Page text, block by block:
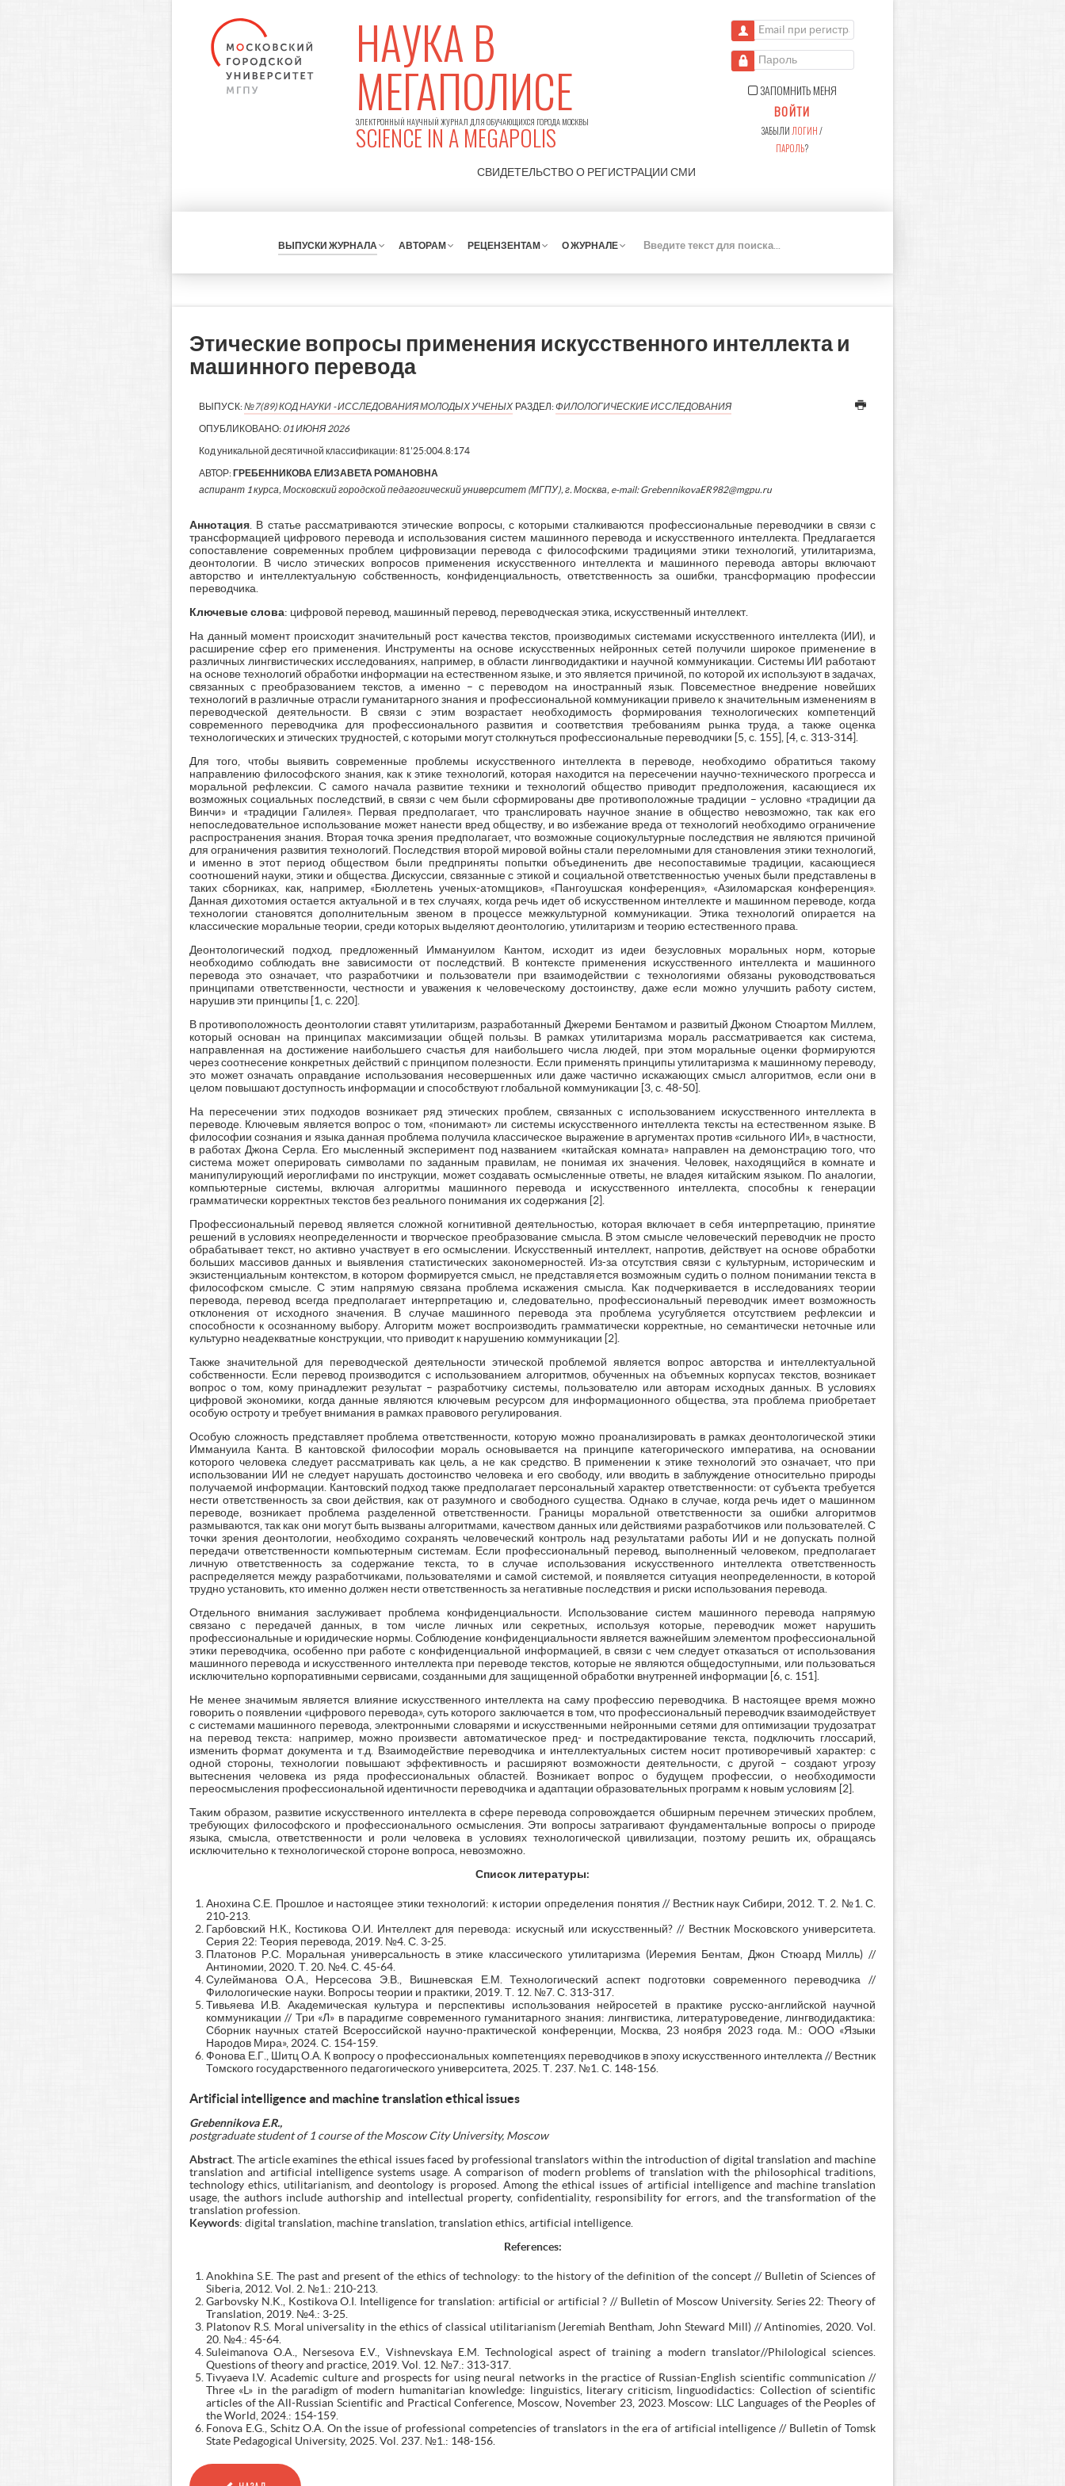
НАУКА В
МЕГАПОЛИСЕ
ЭЛЕКТРОННЫЙ НАУЧНЫЙ ЖУРНАЛ ДЛЯ ОБУЧАЮЩИХСЯ ГОРОДА МОСКВЫ
SCIENCE IN A MEGAPOLIS
СВИДЕТЕЛЬСТВО О РЕГИСТРАЦИИ СМИ
Email при регистрации
Пароль
ЗАПОМНИТЬ МЕНЯ
ВОЙТИ
ЗАБЫЛИ ЛОГИН/
ПАРОЛЬ?
ВЫПУСКИ ЖУРНАЛА АВТОРАМ РЕЦЕНЗЕНТАМ О ЖУРНАЛЕ
К
Этические вопросы применения искусственного интеллекта и
машинного перевода
ВЫПУСК:№7(89) КОД НАУКИ - ИССЛЕДОВАНИЯ МОЛОДЫХ УЧЕНЫХ РАЗДЕЛ:ФИЛОЛОГИЧЕСКИЕ ИССЛЕДОВАНИЯ
ОПУБЛИКОВАНО: 01 ИЮНЯ 2026
Код уникальной десятичной классификации:81'25:004.8:174
АВТОР: ГРЕБЕННИКОВА ЕЛИЗАВЕТА РОМАНОВНА
аспирант 1 курса, Московский городской педагогический университет (МГПУ), г. Москва, e-mail: GrebennikovaER982@mgpu.ru
Аннотация. В статье рассматриваются этические вопросы, с которыми сталкиваются профессиональные переводчики в связи с
трансформацией цифрового перевода и использования систем машинного перевода и искусственного интеллекта. Предлагается
сопоставление современных проблем цифровизации перевода с философскими традициями этики технологий, утилитаризма,
деонтологии. В число этических вопросов применения искусственного интеллекта и машинного перевода авторы включают
авторство и интеллектуальную собственность, конфиденциальность, ответственность за ошибки, трансформацию профессии
переводчика.
Ключевые слова: цифровой перевод, машинный перевод, переводческая этика, искусственный интеллект.
На данный момент происходит значительный рост качества текстов, производимых системами искусственного интеллекта (ИИ), и
расширение сфер его применения. Инструменты на основе искусственных нейронных сетей получили широкое применение в
различных лингвистических исследованиях, например, в области лингводидактики и научной коммуникации. Системы ИИ работают
на основе технологий обработки информации на естественном языке, и это является причиной, по которой их используют в задачах,
связанных с преобразованием текстов, а именно – с переводом на иностранный язык. Повсеместное внедрение новейших
технологий в различные отрасли гуманитарного знания и профессиональной коммуникации привело к значительным изменениям в
переводческой деятельности. В связи с этим возрастает необходимость формирования технологических компетенций
современного переводчика для профессионального развития и соответствия требованиям рынка труда, а также оценка
технологических и этических трудностей, с которыми могут столкнуться профессиональные переводчики [5, с. 155], [4, с. 313-314].
Для того, чтобы выявить современные проблемы искусственного интеллекта в переводе, необходимо обратиться такому
направлению философского знания, как к этике технологий, которая находится на пересечении научно-технического прогресса и
моральной рефлексии. С самого начала развитие техники и технологий общество приводит предположения, касающиеся их
возможных социальных последствий, в связи с чем были сформированы две противоположные традиции – условно «традиции да
Винчи» и «традиции Галилея». Первая предполагает, что транслировать научное знание в общество невозможно, так как его
непоследовательное использование может нанести вред обществу, и во избежание вреда от технологий необходимо ограничение
распространения знания. Вторая точка зрения предполагает, что возможные социокультурные последствия не являются причиной
для ограничения развития технологий. Последствия второй мировой войны стали переломными для становления этики технологий,
и именно в этот период обществом были предприняты попытки объединенить две несопоставимые традиции, касающиеся
соотношений науки, этики и общества. Дискуссии, связанные с этикой и социальной ответственностью ученых были представлены в
таких сборниках, как, например, «Бюллетень ученых-атомщиков», «Пангоушская конференция», «Азиломарская конференция».
Данная дихотомия остается актуальной и в тех случаях, когда речь идет об искусственном интеллекте и машинном переводе, когда
технологии становятся дополнительным звеном в процессе межкультурной коммуникации. Этика технологий опирается на
классические моральные теории, среди которых выделяют деонтологию, утилитаризм и теорию естественного права.
Деонтологический подход, предложенный Иммануилом Кантом, исходит из идеи безусловных моральных норм, которые
необходимо соблюдать вне зависимости от последствий. В контексте применения искусственного интеллекта и машинного
перевода это означает, что разработчики и пользователи при взаимодействии с технологиями обязаны руководствоваться
принципами ответственности, честности и уважения к человеческому достоинству, даже если можно улучшить работу систем,
нарушив эти принципы [1, с. 220].
В противоположность деонтологии ставят утилитаризм, разработанный Джереми Бентамом и развитый Джоном Стюартом Миллем,
который основан на принципах максимизации общей пользы. В рамках утилитаризма мораль рассматривается как система,
направленная на достижение наибольшего счастья для наибольшего числа людей, при этом моральные оценки формируются
через соотнесение конкретных действий с принципом полезности. Если применять принципы утилитаризма к машинному переводу,
это может означать оправдание использования несовершенных или даже частично искажающих смысл алгоритмов, если они в
целом повышают доступность информации и способствуют глобальной коммуникации [3, с. 48-50].
На пересечении этих подходов возникает ряд этических проблем, связанных с использованием искусственного интеллекта в
переводе. Ключевым является вопрос о том, «понимают» ли системы искусственного интеллекта тексты на естественном языке. В
философии сознания и языка данная проблема получила классическое выражение в аргументах против «сильного ИИ», в частности,
в работах Джона Серла. Его мысленный эксперимент под названием «китайская комната» направлен на демонстрацию того, что
система может оперировать символами по заданным правилам, не понимая их значения. Человек, находящийся в комнате и
манипулирующий иероглифами по инструкции, может создавать осмысленные ответы, не владея китайским языком. По аналогии,
компьютерные системы, включая алгоритмы машинного перевода и искусственного интеллекта, способны к генерации
грамматически корректных текстов без реального понимания их содержания [2].
Профессиональный перевод является сложной когнитивной деятельностью, которая включает в себя интерпретацию, принятие
решений в условиях неопределенности и творческое преобразование смысла. В этом смысле человеческий переводчик не просто
обрабатывает текст, но активно участвует в его осмыслении. Искусственный интеллект, напротив, действует на основе обработки
больших массивов данных и выявления статистических закономерностей. Из-за отсутствия связи с культурным, историческим и
экзистенциальным контекстом, в котором формируется смысл, не представляется возможным судить о полном понимании текста в
философском смысле. С этим напрямую связана проблема искажения смысла. Как подчеркивается в исследованиях теории
перевода, перевод всегда предполагает интерпретацию и, следовательно, профессиональный переводчик имеет возможность
отклонения от исходного значения. В случае машинного перевода эта проблема усугубляется отсутствием рефлексии и
способности к осознанному выбору. Алгоритм может воспроизводить грамматически корректные, но семантически неточные или
культурно неадекватные конструкции, что приводит к нарушению коммуникации [2].
Также значительной для переводческой деятельности этической проблемой является вопрос авторства и интеллектуальной
собственности. Если перевод производится с использованием алгоритмов, обученных на объемных корпусах текстов, возникает
вопрос о том, кому принадлежит результат – разработчику системы, пользователю или авторам исходных данных. В условиях
цифровой экономики, когда данные являются ключевым ресурсом для информационного общества, эта проблема приобретает
особую остроту и требует внимания в рамках правового регулирования.
Особую сложность представляет проблема ответственности, которую можно проанализировать в рамках деонтологической этики
Иммануила Канта. В кантовской философии мораль основывается на принципе категорического императива, на основании
которого человека следует рассматривать как цель, а не как средство. В применении к этике технологий это означает, что при
использовании ИИ не следует нарушать достоинство человека и его свободу, или вводить в заблуждение относительно природы
получаемой информации. Кантовский подход также предполагает персональный характер ответственности: от субъекта требуется
нести ответственность за свои действия, как от разумного и свободного существа. Однако в случае, когда речь идет о машинном
переводе, возникает проблема разделенной ответственности. Границы моральной ответственности за ошибки алгоритмов
размываются, так как они могут быть вызваны алгоритмами, качеством данных или действиями разработчиков или пользователей. С
точки зрения деонтологии, необходимо сохранять человеческий контроль над результатами работы ИИ и не допускать полной
передачи ответственности компьютерным системам. Если профессиональный перевод, выполненный человеком, предполагает
личную ответственность за содержание текста, то в случае использования искусственного интеллекта ответственность
распределяется между разработчиками, пользователями и самой системой, и появляется ситуация неопределенности, в которой
трудно установить, кто именно должен нести ответственность за негативные последствия и риски использования перевода.
Отдельного внимания заслуживает проблема конфиденциальности. Использование систем машинного перевода напрямую
связано с передачей данных, в том числе личных или секретных, используя которые, переводчик может нарушить
профессиональные и юридические нормы. Соблюдение конфиденциальности является важнейшим элементом профессиональной
этики переводчика, особенно при работе с конфиденциальной информацией, в связи с чем следует отказаться от использования
машинного перевода и искусственного интеллекта при переводе текстов, которые не являются общедоступными, или пользоваться
исключительно корпоративными сервисами, созданными для защищенной обработки внутренней информации [6, с. 151].
Не менее значимым является влияние искусственного интеллекта на саму профессию переводчика. В настоящее время можно
говорить о появлении «цифрового перевода», суть которого заключается в том, что профессиональный переводчик взаимодействует
с системами машинного перевода, электронными словарями и искусственными нейронными сетями для оптимизации трудозатрат
на перевод текста: например, можно произвести автоматическое пред- и постредактирование текста, подключить глоссарий,
изменить формат документа и т.д. Взаимодействие переводчика и интеллектуальных систем носит противоречивый характер: с
одной стороны, технологии повышают эффективность и расширяют возможности деятельности, с другой – создают угрозу
вытеснения человека из ряда профессиональных областей. Возникает вопрос о будущем профессии, о необходимости
переосмысления профессиональной идентичности переводчика и адаптации образовательных программ к новым условиям [2].
Таким образом, развитие искусственного интеллекта в сфере перевода сопровождается обширным перечнем этических проблем,
требующих философского и профессионального осмысления. Эти вопросы затрагивают фундаментальные вопросы о природе
языка, смысла, ответственности и роли человека в условиях технологической цивилизации, поэтому решить их, обращаясь
исключительно к технологической стороне вопроса, невозможно.
Список литературы:
Анохина С.Е. Прошлое и настоящее этики технологий: к истории определения понятия // Вестник наук Сибири, 2012. Т. 2. №1. С.
210-213.
Гарбовский Н.К., Костикова О.И. Интеллект для перевода: искусный или искусственный? // Вестник Московского университета.
Серия 22: Теория перевода, 2019. №4. С. 3-25.
Платонов Р.С. Моральная универсальность в этике классического утилитаризма (Иеремия Бентам, Джон Стюард Милль) //
Антиномии, 2020. Т. 20. №4. С. 45-64.
Сулейманова О.А., Нерсесова Э.В., Вишневская Е.М. Технологический аспект подготовки современного переводчика //
Филологические науки. Вопросы теории и практики, 2019. Т. 12. №7. С. 313-317.
Тивьяева И.В. Академическая культура и перспективы использования нейросетей в практике русско-английской научной
коммуникации // Три «Л» в парадигме современного гуманитарного знания: лингвистика, литературоведение, лингводидактика:
Сборник научных статей Всероссийской научно-практической конференции, Москва, 23 ноября 2023 года. М.: ООО «Языки
Народов Мира», 2024. С. 154-159.
Фонова Е.Г., Шитц О.А. К вопросу о профессиональных компетенциях переводчиков в эпоху искусственного интеллекта // Вестник
Томского государственного педагогического университета, 2025. Т. 237. №1. С. 148-156.
Artificial intelligence and machine translation ethical issues
Grebennikova E.R.,
postgraduate student of 1 course of the Moscow City University, Moscow
Abstract. The article examines the ethical issues faced by professional translators within the introduction of digital translation and machine
translation and artificial intelligence systems usage. A comparison of modern problems of translation with the philosophical traditions,
technology ethics, utilitarianism, and deontology is proposed. Among the ethical issues of artificial intelligence and machine translation
usage, the authors include authorship and intellectual property, confidentiality, responsibility for errors, and the transformation of the
translation profession.
Keywords: digital translation, machine translation, translation ethics, artificial intelligence.
References:
Anokhina S.E. The past and present of the ethics of technology: to the history of the definition of the concept // Bulletin of Sciences of
Siberia, 2012. Vol. 2. №1.: 210-213.
Garbovsky N.K., Kostikova O.I. Intelligence for translation: artificial or artificial ? // Bulletin of Moscow University. Series 22: Theory of
Translation, 2019. №4.: 3-25.
Platonov R.S. Moral universality in the ethics of classical utilitarianism (Jeremiah Bentham, John Steward Mill) // Antinomies, 2020. Vol.
20. №4.: 45-64.
Suleimanova O.A., Nersesova E.V., Vishnevskaya E.M. Technological aspect of training a modern translator//Philological sciences.
Questions of theory and practice, 2019. Vol. 12. №7.: 313-317.
Tivyaeva I.V. Academic culture and prospects for using neural networks in the practice of Russian-English scientific communication //
Three «L» in the paradigm of modern humanitarian knowledge: linguistics, literary criticism, linguodidactics: Collection of scientific
articles of the All-Russian Scientific and Practical Conference, Moscow, November 23, 2023. Moscow: LLC Languages of the Peoples of
the World, 2024.: 154-159.
Fonova E.G., Schitz O.A. On the issue of professional competencies of translators in the era of artificial intelligence // Bulletin of Tomsk
State Pedagogical University, 2025. Vol. 237. №1.: 148-156.